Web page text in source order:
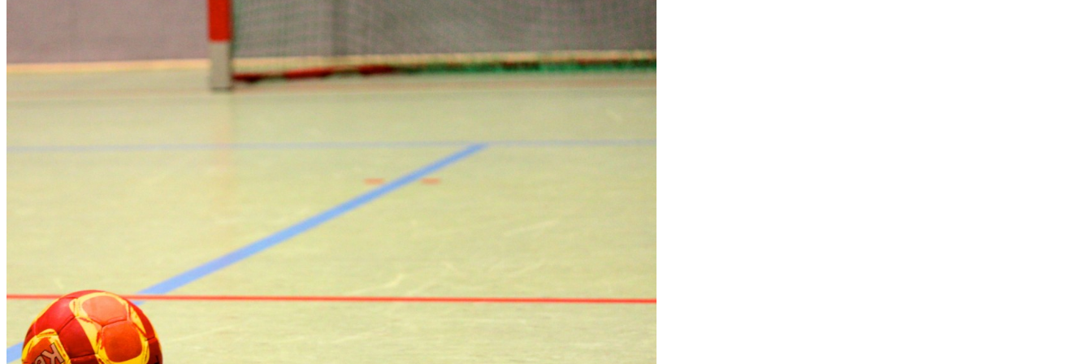
Lutter
(9:12)